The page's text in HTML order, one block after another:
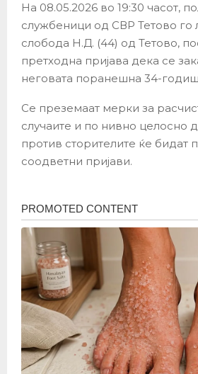
На 08.05.2026 во 19:30 часот,
службеници од СВР Тетово го
слобода Н.Д. (44) од Тетово,
претходна пријава дека се
неговата поранешна 34-
Се преземаат мерки за
случаите и по нивно целосно
против сторителите ќе бидат
соодветни пријави.